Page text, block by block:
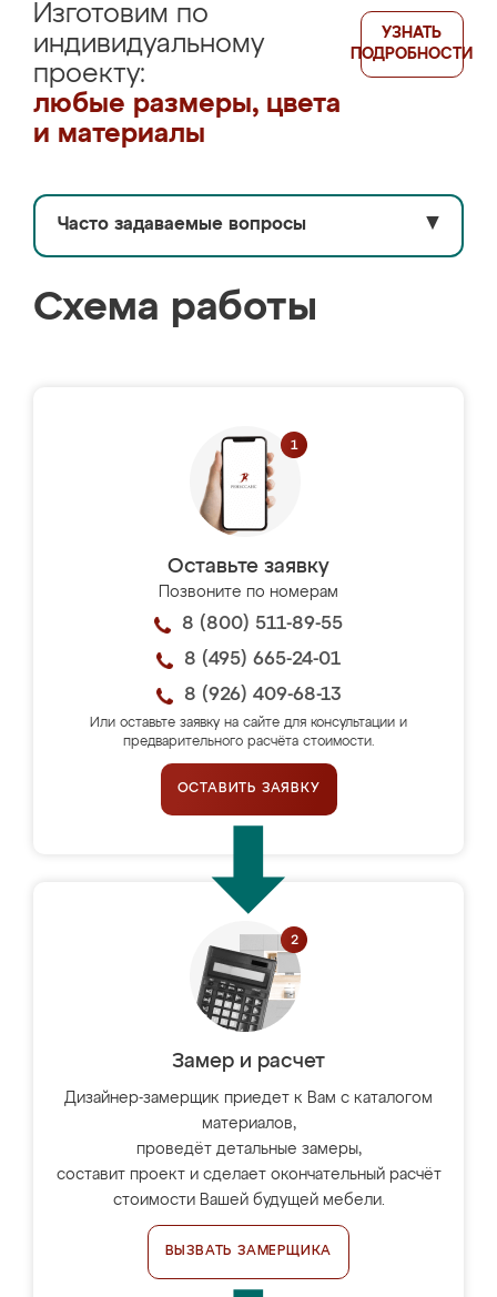
Изготовим по
индивидуальному
проекту:
любые размеры, цвета
и материалы
УЗНАТЬ
ПОДРОБНОСТИ
Часто задаваемые вопросы ▼
Схема работы
Оставьте заявку
Позвоните по номерам
8 (800) 511-89-55
8 (495) 665-24-01
8 (926) 409-68-13
Или оставьте заявку на сайте для консультации и
предварительного расчёта стоимости.
ОСТАВИТЬ ЗАЯВКУ
Замер и расчет
Дизайнер-замерщик приедет к Вам с каталогом
материалов,
проведёт детальные замеры,
составит проект и сделает окончательный расчёт
стоимости Вашей будущей мебели.
ВЫЗВАТЬ ЗАМЕРЩИКА